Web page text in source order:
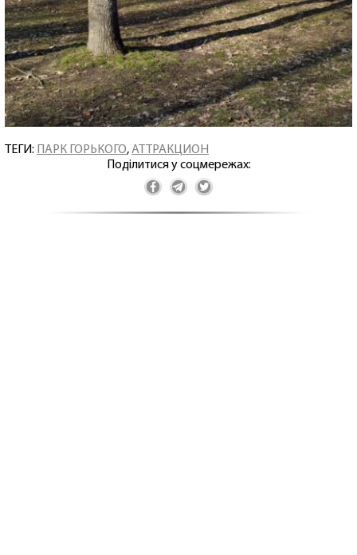
ТЕГИ: ПАРК ГОРЬКОГО,АТТРАКЦИОН
Поділитися у соцмережах: